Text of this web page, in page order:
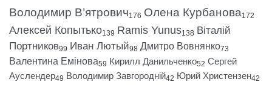
Володимир В’ятрович176 Олена Курбанова172
Алексей Копытько139 Ramis Yunus138 Віталій
Портников99 Иван Лютый98 Дмитро Вовнянко73
Валентина Емінова59 Кирилл Данильченко52 Сергей
Ауслендер49 Володимир Завгородній42 Юрий Христензен42